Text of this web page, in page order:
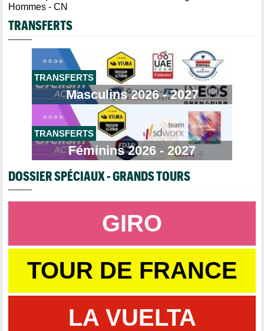
Hommes - CN
TRANSFERTS
TRANSFERTS
Masculins 2026 - 2027
TRANSFERTS
Féminins 2026 - 2027
DOSSIER SPÉCIAUX - GRANDS TOURS
GIRO
TOUR DE FRANCE
LA VUELTA